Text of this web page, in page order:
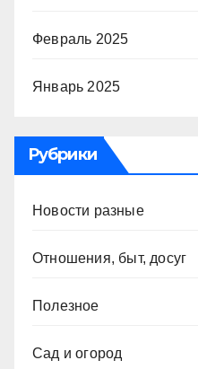
Февраль 2025
Январь 2025
Рубрики
Новости разные
Отношения, быт, досуг
Полезное
Сад и огород